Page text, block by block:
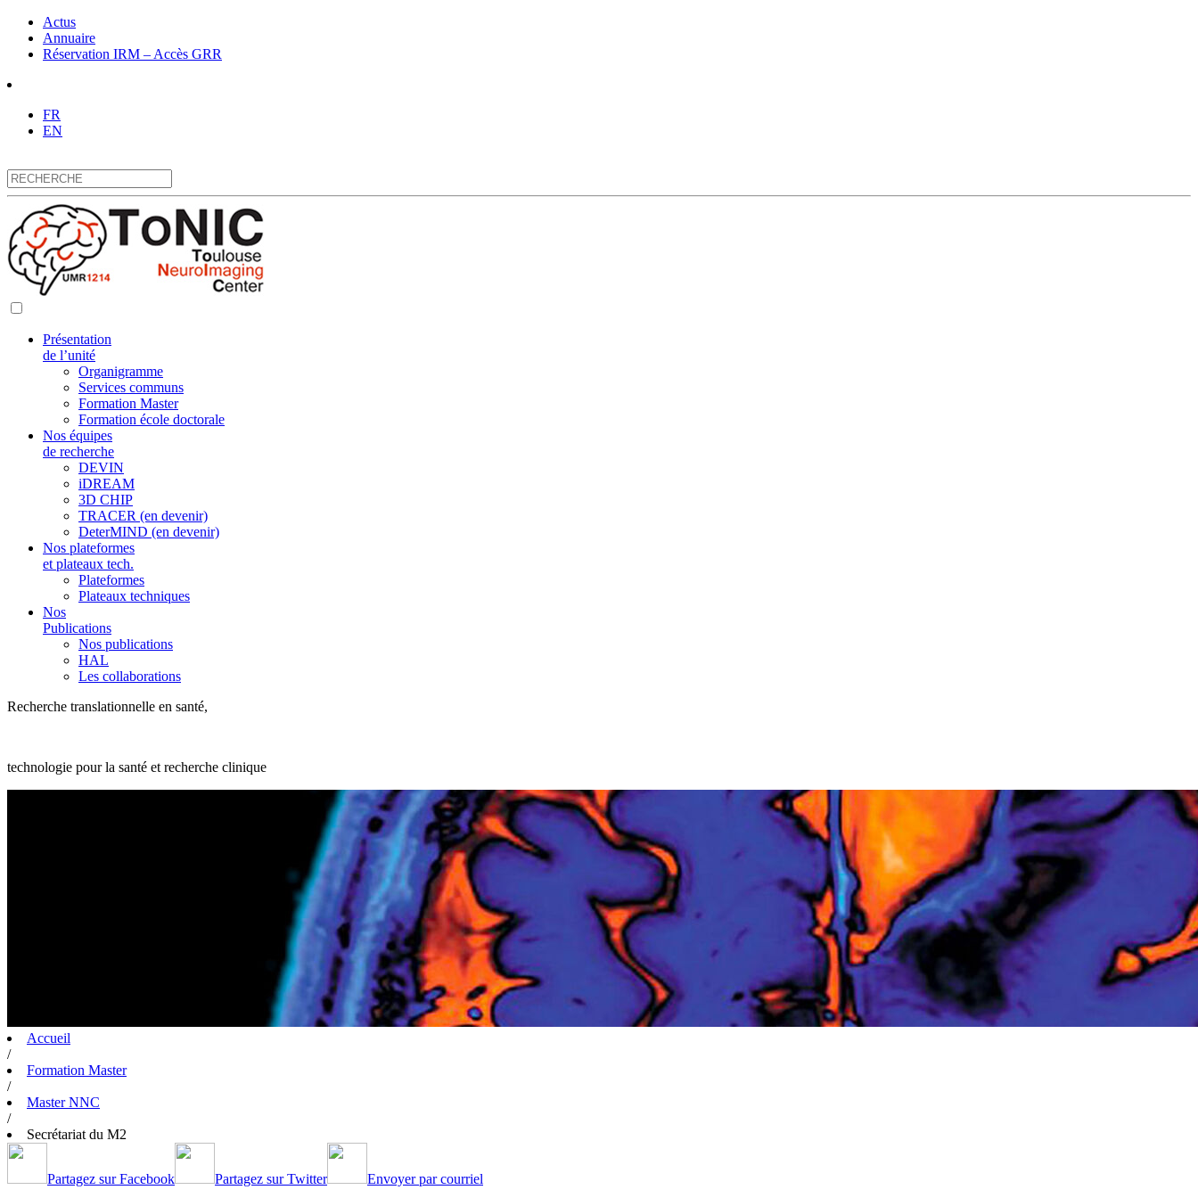
Actus
Annuaire
Réservation IRM – Accès GRR
FR
EN
Présentation
de l’unité
Organigramme
Services communs
Formation Master
Formation école doctorale
Nos équipes
de recherche
DEVIN
iDREAM
3D CHIP
TRACER (en devenir)
DeterMIND (en devenir)
Nos plateformes
et plateaux tech.
Plateformes
Plateaux techniques
Nos
Publications
Nos publications
HAL
Les collaborations
Recherche translationnelle en santé,
technologie pour la santé et recherche clinique
Accueil
/
Formation Master
/
Master NNC
/
Secrétariat du M2
Partagez sur Facebook Partagez sur Twitter Envoyer par courriel